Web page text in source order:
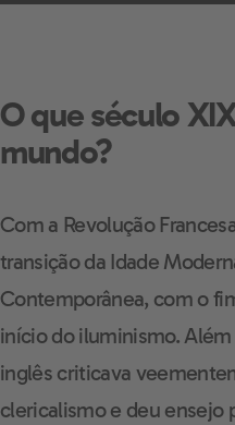
O que século
mundo?
Com a Revolução
transição da Idade
Contemporânea, com o
início do iluminismo.
inglês criticava
clericalismo e deu ensejo